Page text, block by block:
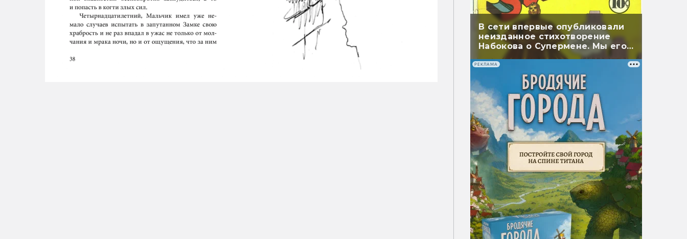
В сети впервые опубликовали
неизданное стихотворение
Набокова о Супермене. Мы его
перевели
РЕКЛАМА